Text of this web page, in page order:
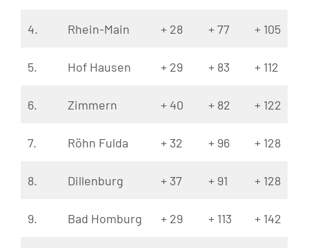
4. Rhein-Main + 28 + 77 + 105
5. Hof Hausen + 29 + 83 + 112
6. Zimmern + 40 + 82 + 122
7. Röhn Fulda + 32 + 96 + 128
8. Dillenburg + 37 + 91 + 128
9. Bad Homburg + 29 + 113 + 142